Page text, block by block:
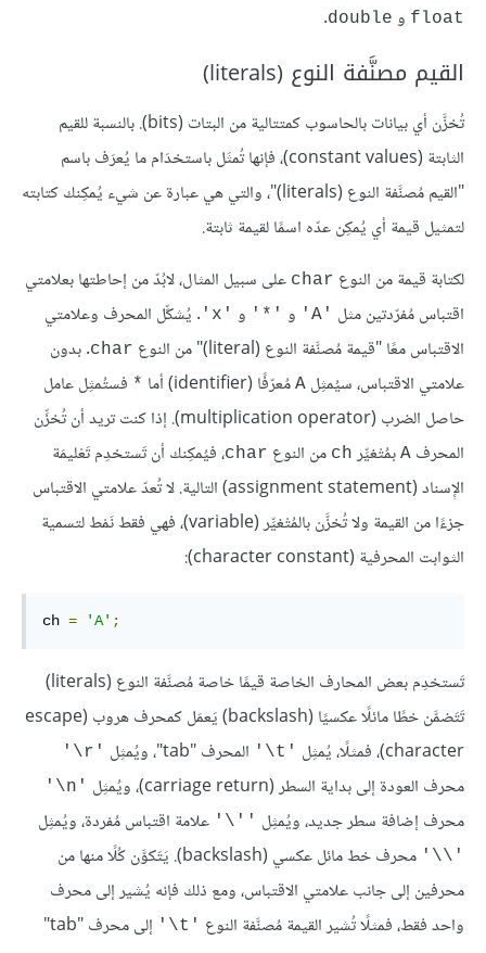
float و double
.
القيم مصنَّفة النوع (literals)
تُخزَّن أي بيانات بالحاسوب كمتتالية من البتات (bits). بالنسبة للقيم
الثابتة (constant values)، فإنها تُمثَل باستخدَام ما يُعرَف باسم
"القيم مُصنَّفة النوع (literals)"، والتي هي عبارة عن شيء يُمكِنك كتابته
لتمثيل قيمة أي يُمكِن عدّه اسمًا لقيمة ثابتة.
لكتابة قيمة من النوع char على سبيل المثال، لابُدّ من إحاطتها بعلامتي
اقتباس مُفرّدتين مثل 'A' و '*' و 'x'
. يُشكِّل المحرف وعلامتي
الاقتباس معًا "قيمة مُصنَّفة النوع (literal)" من النوع
char. بدون
علامتي الاقتباس، سيُمثِل A مُعرّفًا (identifier) أما * فستُمثِل عامل
حاصل الضرب (multiplication operator). إذا كنت تريد أن تُخزِّن
المحرف A بمُتْغيِّر ch من النوع char، فيُمكِنك أن تَستخدِم تَعْليمَة
الإِسناد (assignment statement) التالية. لا تُعدّ علامتي الاقتباس
جزءًا من القيمة ولا تُخزَّن بالمُتْغيِّر (variable)، فهي فقط نَمْط لتسمية
الثوابت المحرفية (character constant):
ch = 'A' ;
تَستخدِم بعض المحارف الخاصة قيمًا خاصة مُصنَّفة النوع (literals)
تَتَضمَّن خطًا مائلًا عكسيًا (backslash) يَعمَل كمحرف هروب (escape
character)، فمثلًا، يُمثِل
'‎\t' المحرف "tab"، ويُمثِل '‎\r'
محرف العودة إلى بداية السطر (carriage return)، ويُمثِل '‎\n'
محرف إضافة سطر جديد، ويُمثِل ''\' علامة اقتباس مُفردة، ويُمثِل
'‎\\'
محرف خط مائل عكسي (backslash). يَتَكوَّن كُلًا منها من
محرفين إلى جانب علامتي الاقتباس، ومع ذلك فإنه يُشير إلى محرف
واحد فقط، فمثلًا تُشير القيمة مُصنَّفة النوع '‎\t'
إلى محرف "tab"